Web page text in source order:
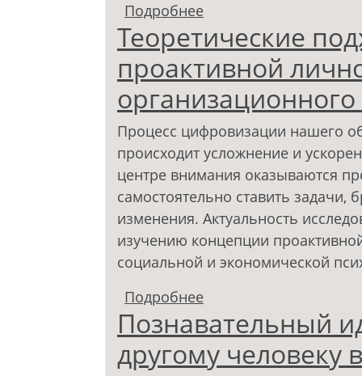
Подробнее
концепции личности
Теоретические
проактивной
Процесс цифровизации нашего
происходит усложнение и
центре внимания оказываются
самостоятельно ставить задачи,
изменения. Актуальность
изучению концепции
социальной и экономической
Подробнее
организационного
Познавательный
другому человеку